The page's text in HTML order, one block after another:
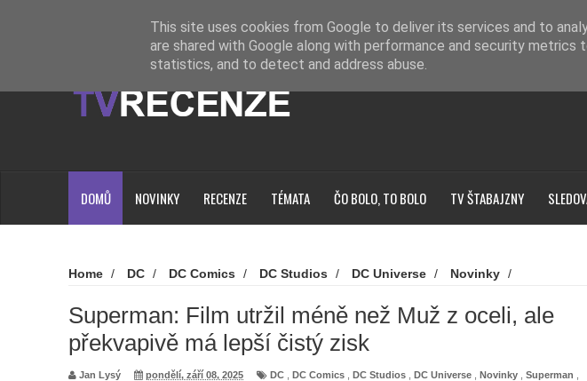
Loading...
DOMŮ NOVINKY RECENZE TÉMATA ČO BOLO, TO BOLO TV ŠTABAJZNY
Home / DC / DC Comics / DC Studios / DC Universe / Novinky /
ale překvapivě má lepší čistý zisk
Superman: Film utržil méně než Muž z oceli, ale
překvapivě má lepší čistý zisk
Jan Lysý pondělí, září 08, 2025 DC DC Comics DC Studios DC Universe Novinky Superman
This site uses cookies from Google to deliver its services and to
are shared with Google along with performance and security metrics
statistics, and to detect and address abuse.